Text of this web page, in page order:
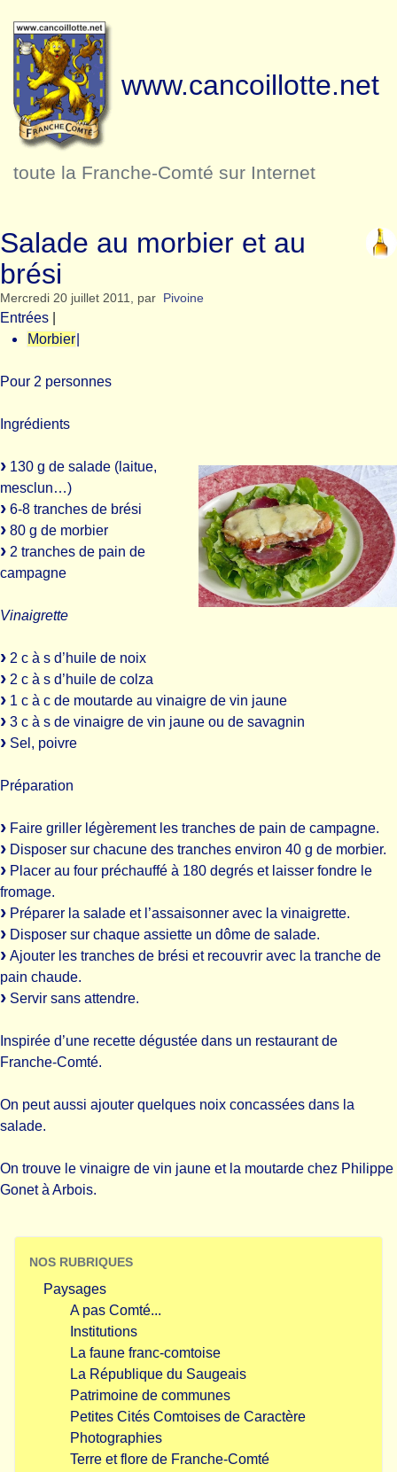
www.cancoillotte.net
toute la Franche-Comté sur Internet
Salade au morbier et au
brési
Mercredi 20 juillet 2011, par Pivoine
Entrées
Morbier
Pour 2 personnes
Ingrédients
130 g de salade (laitue,
mesclun…)
6-8 tranches de brési
80 g de morbier
2 tranches de pain de
campagne
Vinaigrette
2 c à s d’huile de noix
2 c à s d’huile de colza
1 c à c de moutarde au vinaigre de vin jaune
3 c à s de vinaigre de vin jaune ou de savagnin
Sel, poivre
Préparation
Faire griller légèrement les tranches de pain de campagne.
Disposer sur chacune des tranches environ 40 g de morbier.
Placer au four préchauffé à 180 degrés et laisser fondre le
fromage.
Préparer la salade et l’assaisonner avec la vinaigrette.
Disposer sur chaque assiette un dôme de salade.
Ajouter les tranches de brési et recouvrir avec la tranche de
pain chaude.
Servir sans attendre.
Inspirée d’une recette dégustée dans un restaurant de
Franche-Comté.
On peut aussi ajouter quelques noix concassées dans la
salade.
On trouve le vinaigre de vin jaune et la moutarde chez Philippe
Gonet à Arbois.
NOS RUBRIQUES
Paysages
A pas Comté...
Institutions
La faune franc-comtoise
La République du Saugeais
Patrimoine de communes
Petites Cités Comtoises de Caractère
Photographies
Terre et flore de Franche-Comté